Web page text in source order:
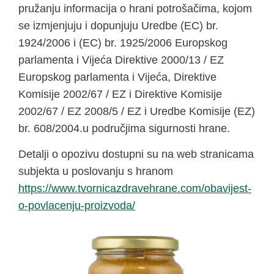
pružanju informacija o hrani potrošačima, kojom
se izmjenjuju i dopunjuju Uredbe (EC) br.
1924/2006 i (EC) br. 1925/2006 Europskog
parlamenta i Vijeća Direktive 2000/13 / EZ
Europskog parlamenta i Vijeća, Direktive
Komisije 2002/67 / EZ i Direktive Komisije
2002/67 / EZ 2008/5 / EZ i Uredbe Komisije (EZ)
br. 608/2004.u područjima sigurnosti hrane.
Detalji o opozivu dostupni su na web stranicama
subjekta u poslovanju s hranom
https://www.tvornicazdravehrane.com/obavijest-
o-povlacenju-proizvoda/